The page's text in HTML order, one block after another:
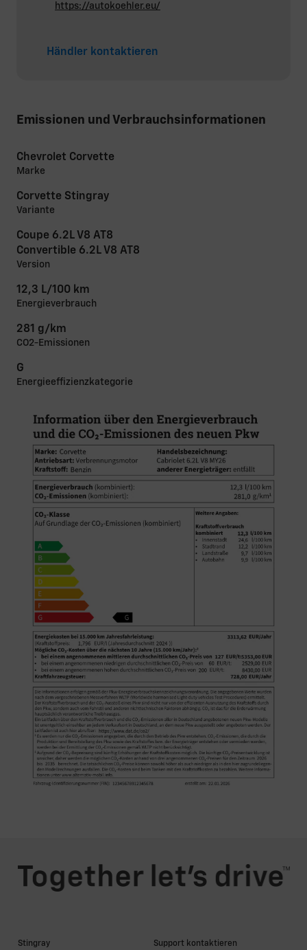
https://autokoehler.eu/
Händler kontaktieren
Emissionen und Verbrauchsinformationen
Chevrolet Corvette
Marke
Corvette Stingray
Variante
Coupe 6.2L V8 AT8
Convertible 6.2L V8 AT8
Version
12,3 L/100 km
Energieverbrauch
281 g/km
CO2-Emissionen
G
Energieeffizienzkategorie